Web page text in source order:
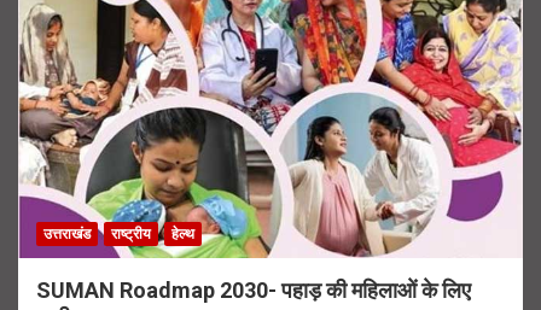
उत्तराखंड राष्ट्रीय हेल्थ
SUMAN Roadmap 2030- पहाड़ की महिलाओं के लिए